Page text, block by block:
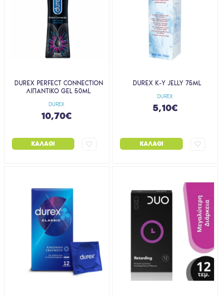
DUREX
DUREX PERFECT CONNECTION
ΛΙΠΑΝΤΙΚΟ GEL 50ML
10,70€
ΚΑΛΆΘΙ
DUREX
DUREX K-Y JELLY 75ML
5,10€
ΚΑΛΆΘΙ